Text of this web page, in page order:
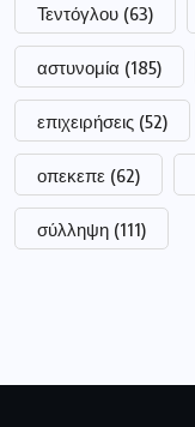
Τεντόγλου (63)
αστυνομία (185)
επιχειρήσεις (52)
οπεκεπε (62)
σύλληψη (111)